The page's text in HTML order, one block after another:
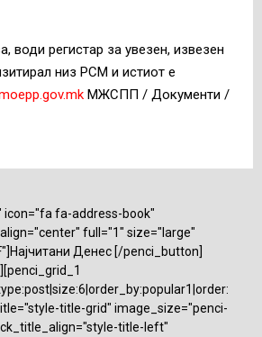
регистар за увезен, извезен
низ РСМ и истиот е
МЖСПП / Документи /
icon="fa fa-address-book"
full="1" size="large"
Денес [/penci_button]
title-grid" image_size="penci-
title-left"